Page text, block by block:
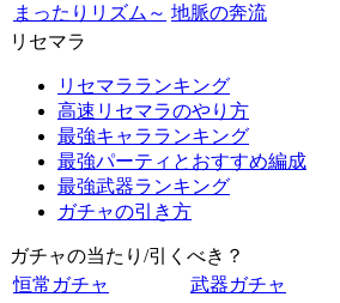
まったりリズム～ 地脈の奔流
リセマラ
リセマラランキング
高速リセマラのやり方
最強キャラランキング
最強パーティとおすすめ編成
最強武器ランキング
ガチャの引き方
ガチャの当たり/引くべき？
恒常ガチャ
武器ガチャ